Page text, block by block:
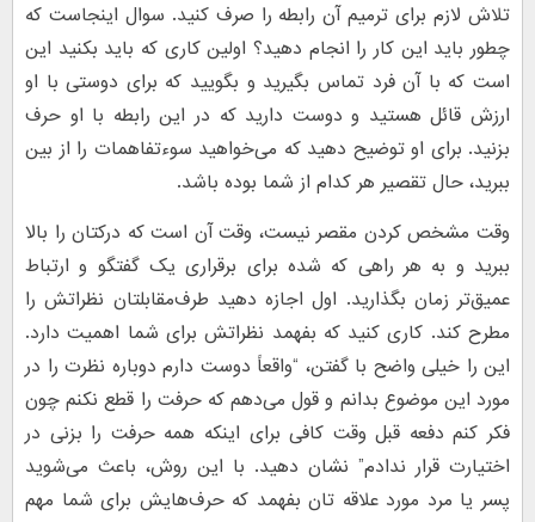
تلاش لازم برای ترمیم آن رابطه را صرف کنید. سوال اینجاست که
چطور باید این کار را انجام دهید؟ اولین کاری که باید بکنید این
است که با آن فرد تماس بگیرید و بگویید که برای دوستی با او
ارزش قائل هستید و دوست دارید که در این رابطه با او حرف
بزنید. برای او توضیح دهید که می‌خواهید سوءتفاهمات را از بین
ببرید، حال تقصیر هر کدام از شما بوده باشد.
وقت مشخص کردن مقصر نیست، وقت آن است که درکتان را بالا
ببرید و به هر راهی که شده برای برقراری یک گفتگو و ارتباط
عمیق‌تر زمان بگذارید. اول اجازه دهید طرف‌مقابلتان نظراتش را
مطرح کند. کاری کنید که بفهمد نظراتش برای شما اهمیت دارد.
این را خیلی واضح با گفتن، “واقعاً دوست دارم دوباره نظرت را در
مورد این موضوع بدانم و قول می‌دهم که حرفت را قطع نکنم چون
فکر کنم دفعه قبل وقت کافی برای اینکه همه حرفت را بزنی در
اختیارت قرار ندادم” نشان دهید. با این روش، باعث می‌شوید
پسر یا مرد مورد علاقه تان بفهمد که حرف‌هایش برای شما مهم